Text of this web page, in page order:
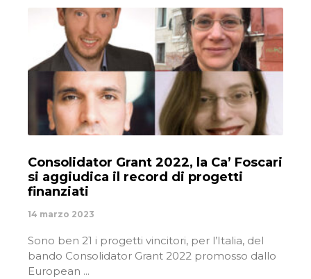
Consolidator Grant 2022, la Ca’ Foscari
si aggiudica il record di progetti
finanziati
14 marzo 2023
Sono ben 21 i progetti vincitori, per l’Italia, del
bando Consolidator Grant 2022 promosso dallo
European